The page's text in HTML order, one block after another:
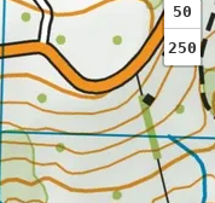
50
250